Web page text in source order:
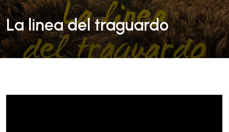
La linea del traguardo